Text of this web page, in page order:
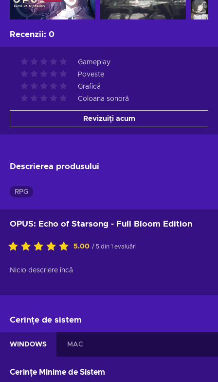
Recenzii: 0
Gameplay
Poveste
Grafică
Coloana sonoră
Revizuiți acum
Descrierea produsului
RPG
OPUS: Echo of Starsong - Full Bloom Edition
5.00 / 5 din 1 evaluări
Nicio descriere încă
Cerințe de sistem
WINDOWS MAC
Cerințe Minime de Sistem